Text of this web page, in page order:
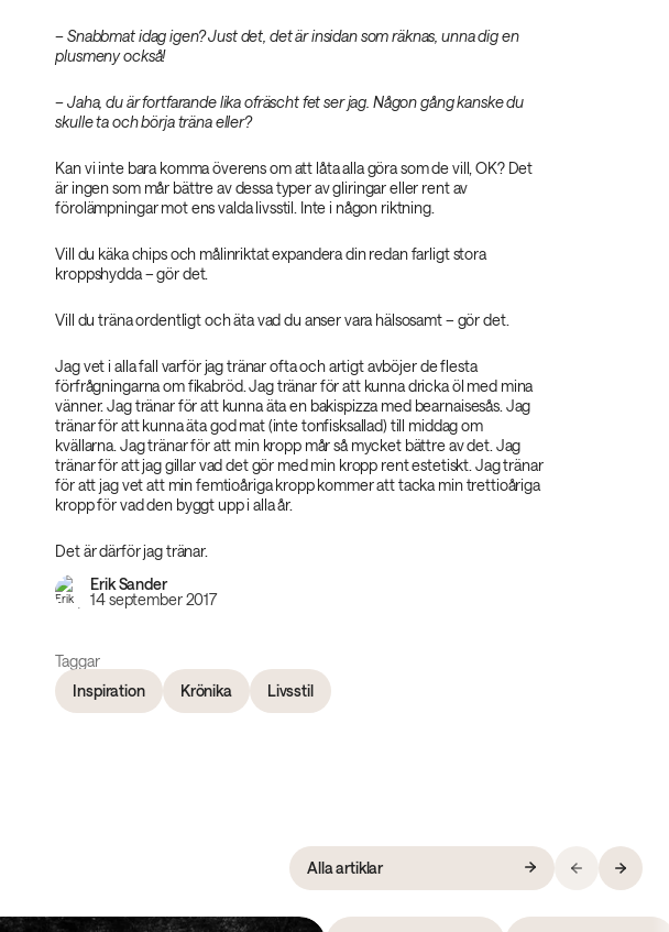
– Snabbmat idag igen? Just det, det är insidan som räknas, unna dig en
plusmeny också!
– Jaha, du är fortfarande lika ofräscht fet ser jag. Någon gång kanske du
skulle ta och börja träna eller?
Kan vi inte bara komma överens om att låta alla göra som de vill, OK? Det
är ingen som mår bättre av dessa typer av gliringar eller rent av
förolämpningar mot ens valda livsstil. Inte i någon riktning.
Vill du käka chips och målinriktat expandera din redan farligt stora
kroppshydda – gör det.
Vill du träna ordentligt och äta vad du anser vara hälsosamt – gör det.
Jag vet i alla fall varför jag tränar ofta och artigt avböjer de flesta
förfrågningarna om fikabröd. Jag tränar för att kunna dricka öl med mina
vänner. Jag tränar för att kunna äta en bakispizza med bearnaisesås. Jag
tränar för att kunna äta god mat (inte tonfisksallad) till middag om
kvällarna. Jag tränar för att min kropp mår så mycket bättre av det. Jag
tränar för att jag gillar vad det gör med min kropp rent estetiskt. Jag tränar
för att jag vet att min femtioåriga kropp kommer att tacka min trettioåriga
kropp för vad den byggt upp i alla år.
Det är därför jag tränar.
Erik Sander
14 september 2017
Taggar
Inspiration
Krönika Livsstil
Alla artiklar